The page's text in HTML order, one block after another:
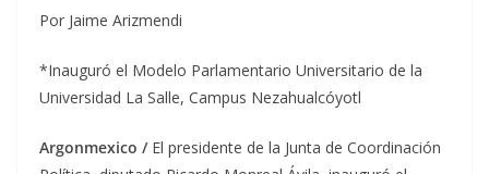
Por Jaime Arizmendi
*Inauguró el Modelo Parlamentario Universitario de la
Universidad La Salle, Campus Nezahualcóyotl
Argonmexico / El presidente de la Junta de Coordinación